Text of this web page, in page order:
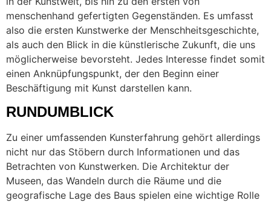
menschenhand gefertigten Gegenständen. Es umfasst
also die ersten Kunstwerke der Menschheitsgeschichte,
als auch den Blick in die künstlerische Zukunft, die uns
möglicherweise bevorsteht. Jedes Interesse findet somit
einen Anknüpfungspunkt, der den Beginn einer
Beschäftigung mit Kunst darstellen kann.
RUNDUMBLICK
Zu einer umfassenden Kunsterfahrung gehört allerdings
nicht nur das Stöbern durch Informationen und das
Betrachten von Kunstwerken. Die Architektur der
Museen, das Wandeln durch die Räume und die
geografische Lage des Baus spielen eine wichtige Rolle